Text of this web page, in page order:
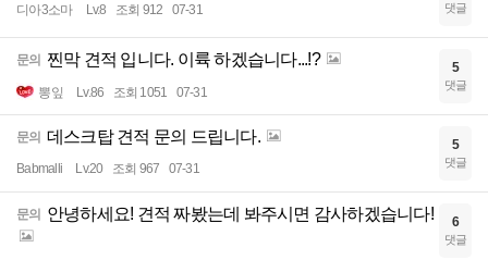
디아3소마 Lv.8 조회 912 07-31 댓글
문의 찐막 견적 입니다. 이륙 하겠습니다...!?
뽕잎 Lv.86 조회 1051 07-31
5
댓글
문의 데스크탑 견적 문의 드립니다.
Babmalli Lv.20 조회 967 07-31
5
댓글
문의 안녕하세요! 견적 짜봤는데 봐주시면 감사하겠습니다! 6
댓글